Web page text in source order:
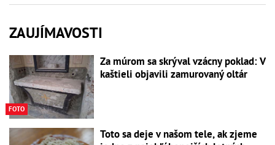
ZAUJÍMAVOSTI
FOTO
Za múrom sa skrýval vzácny poklad: V
kaštieli objavili zamurovaný oltár
Toto sa deje v našom tele, ak zjeme